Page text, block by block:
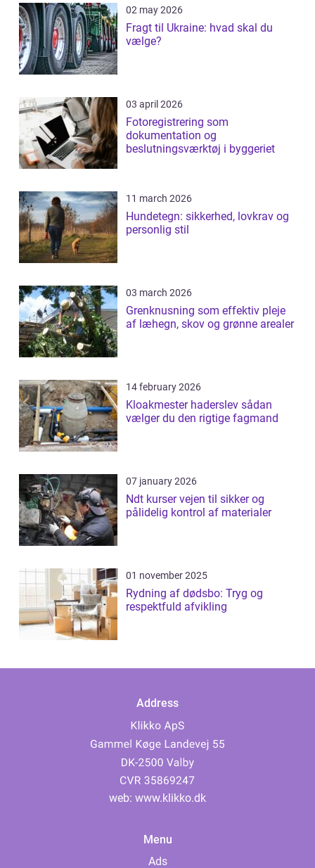
02 may 2026
Fragt til Ukraine: hvad skal du
vælge?
03 april 2026
Fotoregistrering som
dokumentation og
beslutningsværktøj i byggeriet
11 march 2026
Hundetegn: sikkerhed, lovkrav og
personlig stil
03 march 2026
Grenknusning som effektiv pleje
af læhegn, skov og grønne arealer
14 february 2026
Kloakmester haderslev sådan
vælger du den rigtige fagmand
07 january 2026
Ndt kurser vejen til sikker og
pålidelig kontrol af materialer
01 november 2025
Rydning af dødsbo: Tryg og
respektfuld afvikling
Address
web: www.klikko.dk
Menu
Ads